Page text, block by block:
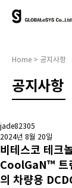
비테스코 테크
CoolGaN™ 트
의 차량용
jade82305
2024년 8월 20일
Home > 공지사항
​공지사항